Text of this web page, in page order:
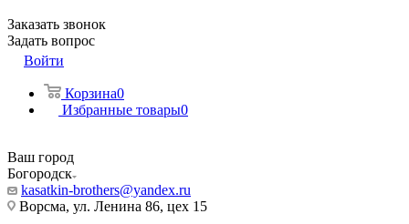
Заказать звонок
Задать вопрос
Войти
Корзина0
Избранные товары0
Ваш город
Богородск
kasatkin-brothers@yandex.ru
Ворсма, ул. Ленина 86, цех 15